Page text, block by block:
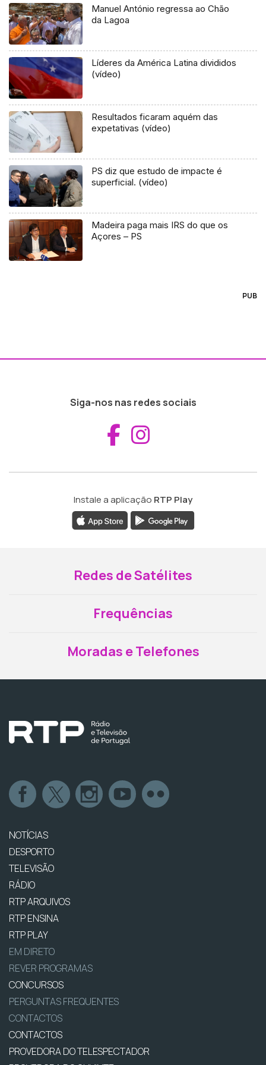
Manuel António regressa ao Chão
da Lagoa
Líderes da América Latina divididos
(vídeo)
Resultados ficaram aquém das
expetativas (vídeo)
PS diz que estudo de impacte é
superficial. (vídeo)
Madeira paga mais IRS do que os
Açores – PS
PUB
Siga-nos nas redes sociais
Aceder ao
Instale a aplicação RTP Play
Redes de Satélites
Frequências
Moradas e Telefones
NOTÍCIAS
DESPORTO
TELEVISÃO
RÁDIO
RTP ARQUIVOS
RTP ENSINA
RTP PLAY
EM DIRETO
REVER PROGRAMAS
CONCURSOS
PERGUNTAS FREQUENTES
CONTACTOS
CONTACTOS
PROVEDORA DO TELESPECTADOR